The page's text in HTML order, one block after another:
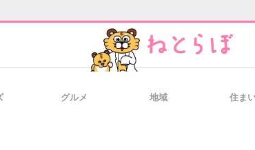
グルメ 地域 住ま